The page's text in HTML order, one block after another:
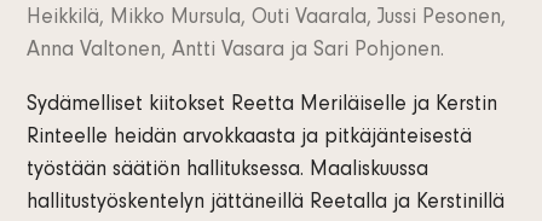
Heikkilä, Mikko Mursula, Outi Vaarala, Jussi Pesonen,
Anna Valtonen, Antti Vasara ja Sari Pohjonen.
Sydämelliset kiitokset Reetta Meriläiselle ja Kerstin
Rinteelle heidän arvokkaasta ja pitkäjänteisestä
työstään säätiön hallituksessa. Maaliskuussa
hallitustyöskentelyn jättäneillä Reetalla ja Kerstinillä